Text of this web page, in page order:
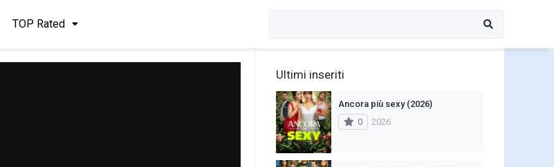
TOP Rated
Ultimi inseriti
Ancora più sexy (2026)
0
2026